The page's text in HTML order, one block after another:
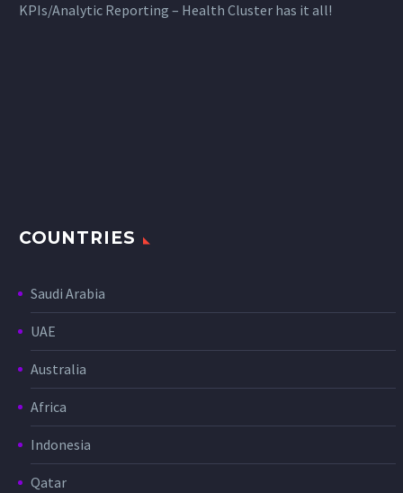
KPIs/Analytic Reporting – Health Cluster has it all!
COUNTRIES
Saudi Arabia
UAE
Australia
Africa
Indonesia
Qatar